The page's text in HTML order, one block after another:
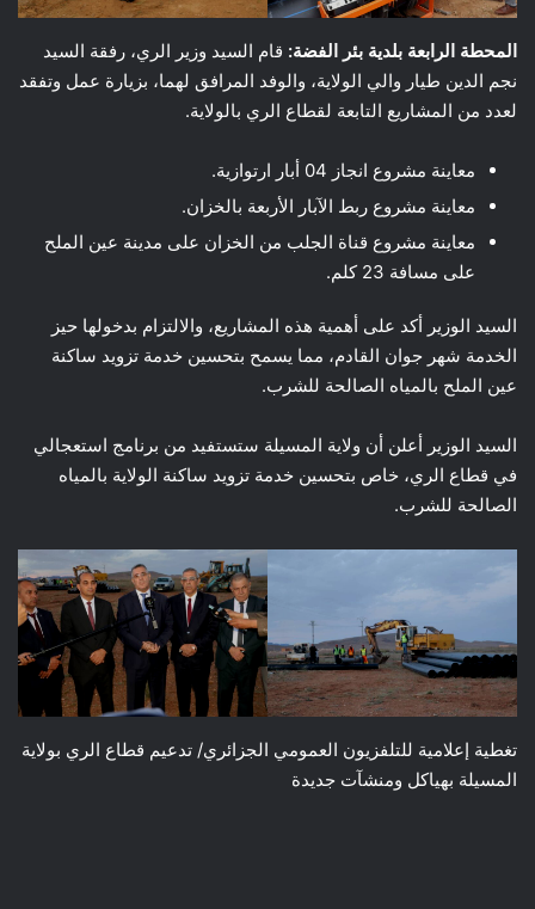
المحطة الرابعة بلدية بئر الفضة: قام السيد وزير الري، رفقة السيد
نجم الدين طيار والي الولاية، والوفد المرافق لهما، بزيارة عمل وتفقد
لعدد من المشاريع التابعة لقطاع الري بالولاية.
معاينة مشروع انجاز 04 أبار ارتوازية.
معاينة مشروع ربط الآبار الأربعة بالخزان.
معاينة مشروع قناة الجلب من الخزان على مدينة عين الملح
على مسافة 23 كلم.
السيد الوزير أكد على أهمية هذه المشاريع، والالتزام بدخولها حيز
الخدمة شهر جوان القادم، مما يسمح بتحسين خدمة تزويد ساكنة
عين الملح بالمياه الصالحة للشرب.
السيد الوزير أعلن أن ولاية المسيلة ستستفيد من برنامج استعجالي
في قطاع الري، خاص بتحسين خدمة تزويد ساكنة الولاية بالمياه
الصالحة للشرب.
تغطية إعلامية للتلفزيون العمومي الجزائري/ تدعيم قطاع الري بولاية
المسيلة بهياكل ومنشآت جديدة